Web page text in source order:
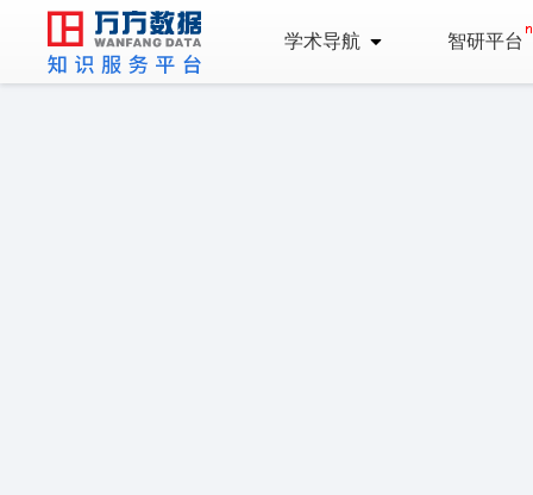
学术导航 智研平台